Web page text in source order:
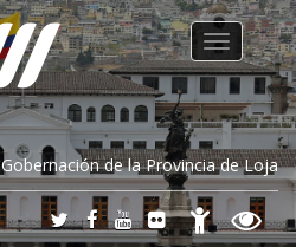
Gobernación de la Provincia de Loja
Toggle
navigation